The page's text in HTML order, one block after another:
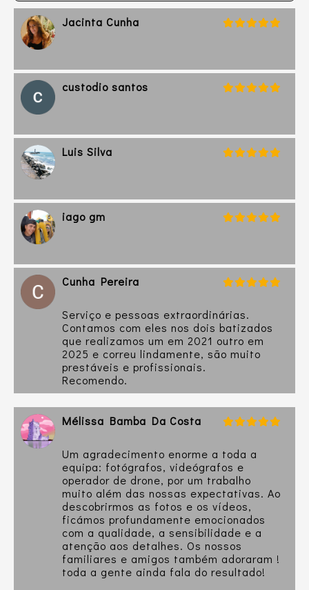
Jacinta Cunha
custodio santos
Luis Silva
iago gm
Cunha Pereira
Serviço e pessoas extraordinárias.
Contamos com eles nos dois batizados
que realizamos um em 2021 outro em
2025 e correu lindamente, são muito
prestáveis e profissionais.
Recomendo.
Mélissa Bamba Da Costa
Um agradecimento enorme a toda a
equipa: fotógrafos, videógrafos e
operador de drone, por um trabalho
muito além das nossas expectativas. Ao
descobrirmos as fotos e os vídeos,
ficámos profundamente emocionados
com a qualidade, a sensibilidade e a
atenção aos detalhes. Os nossos
familiares e amigos também adoraram !
toda a gente ainda fala do resultado!